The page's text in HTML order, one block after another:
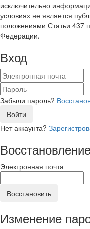
исключительно
условиях не является
положениями Статьи 437
Федерации.
Вход
Забыли пароль?
Войти
Нет аккаунта?
Электронная почта
Восстановить
Изменение